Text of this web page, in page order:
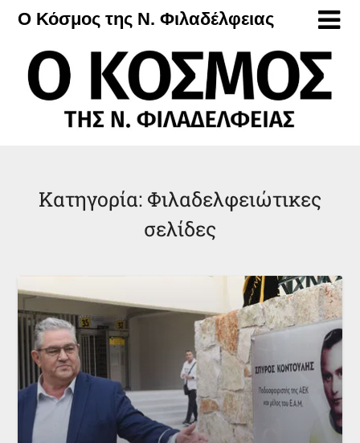
Μετάβαση
περιεχόμενο
Ο Κόσμος της Ν. Φιλαδέλφειας
Κατηγορία: Φιλαδελφειώτικες
σελίδες